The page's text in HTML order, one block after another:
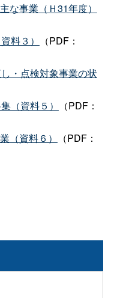
な事業（Ｈ31年度）
料３）
（PDF：
・点検対象事業の状
（資料５）
（PDF：
（資料６）
（PDF：